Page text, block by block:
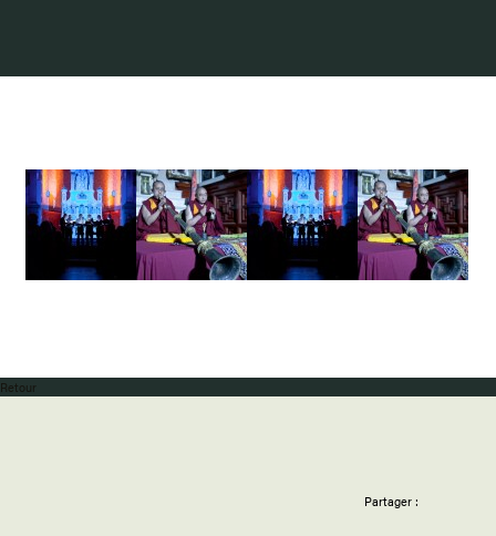
Retour
Partager :